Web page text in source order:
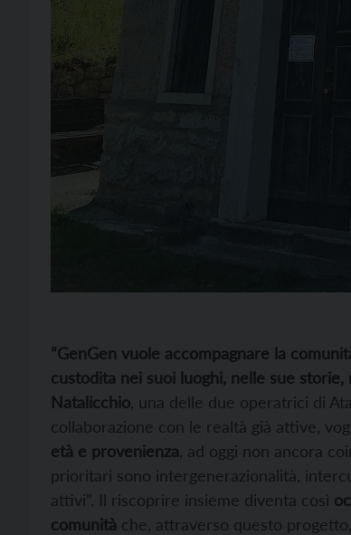
“GenGen vuole accompagnare la
custodita nei suoi luoghi, nelle sue
Natalicchio , una delle due operatrici di
collaborazione con le realtà già attive,
età e provenienza , ad oggi non ancora
prioritari sono intergenerazionalità,
attivi”. Il riscoprire insieme diventa così
comunità che, attraverso questo